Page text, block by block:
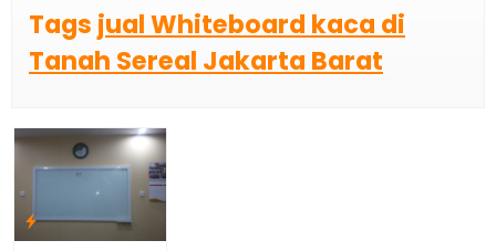
Tags jual Whiteboard kaca di
Tanah Sereal Jakarta Barat